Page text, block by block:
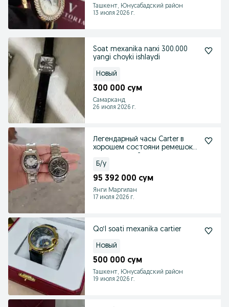
Ташкент, Юнусабадский район
13 июля 2026 г.
Soat mexanika narxi 300.000
yangi choyki ishlaydi
Новый
300 000 сум
Самарканд
26 июля 2026 г.
Легендарный часы Carter в
хорошем состояни ремешок
Б/у
95 392 000 сум
Янги Маргилан
17 июля 2026 г.
Qo‘l soati mexanika cartier
Новый
500 000 сум
Ташкент, Юнусабадский район
19 июля 2026 г.